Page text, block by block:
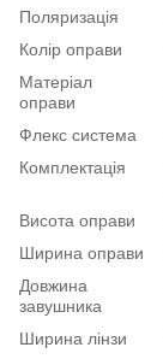
Поляризація
Колір оправи
Матеріал
оправи
Флекс система
Комплектація
Висота оправи
Ширина оправи
Довжина
завушника
Ширина лінзи